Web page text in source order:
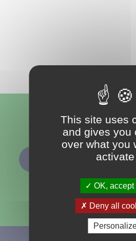
Nous
ABONNEMENT À LA
This site uses
and gives you
over what you
activate
OK, accept
Deny all